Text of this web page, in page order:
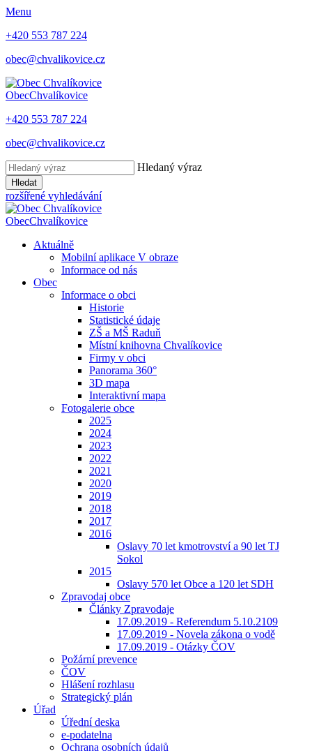
Menu
+420 553 787 224
obec@chvalikovice.cz
ObecChvalíkovice
+420 553 787 224
obec@chvalikovice.cz
Hledaný výraz
Hledat
rozšířené vyhledávání
ObecChvalíkovice
Aktuálně
Mobilní aplikace V obraze
Informace od nás
Obec
Informace o obci
Historie
Statistické údaje
ZŠ a MŠ Raduň
Místní knihovna Chvalíkovice
Firmy v obci
Panorama 360°
3D mapa
Interaktivní mapa
Fotogalerie obce
2025
2024
2023
2022
2021
2020
2019
2018
2017
2016
Oslavy 70 let kmotrovství a 90 let TJ
Sokol
2015
Oslavy 570 let Obce a 120 let SDH
Zpravodaj obce
Články Zpravodaje
17.09.2019 - Referendum 5.10.2109
17.09.2019 - Novela zákona o vodě
17.09.2019 - Otázky ČOV
Požární prevence
ČOV
Hlášení rozhlasu
Strategický plán
Úřad
Úřední deska
e-podatelna
Ochrana osobních údajů